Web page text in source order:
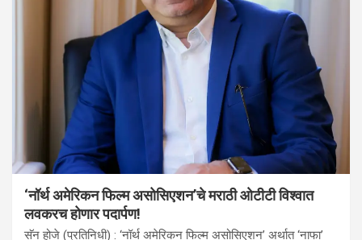
‘नॉर्थ अमेरिकन फिल्म असोसिएशन’चे मराठी ओटीटी विश्वात
लवकरच होणार पदार्पण!
सॅन होजे (प्रतिनिधी) : ‘नॉर्थ अमेरिकन फिल्म असोसिएशन’ अर्थात ‘नाफा’